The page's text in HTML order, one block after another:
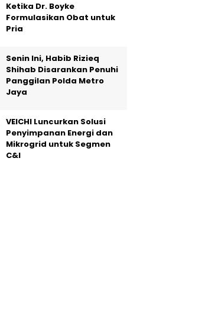
Ketika Dr. Boyke
Formulasikan Obat untuk
Pria
Senin Ini, Habib Rizieq
Shihab Disarankan Penuhi
Panggilan Polda Metro
Jaya
VEICHI Luncurkan Solusi
Penyimpanan Energi dan
Mikrogrid untuk Segmen
C&I